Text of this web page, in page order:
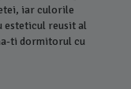
iar culorile
esteticul reusit al
ti dormitorul cu